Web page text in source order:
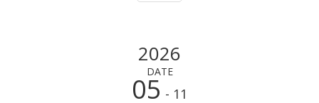
2026
DATE
05 - 11